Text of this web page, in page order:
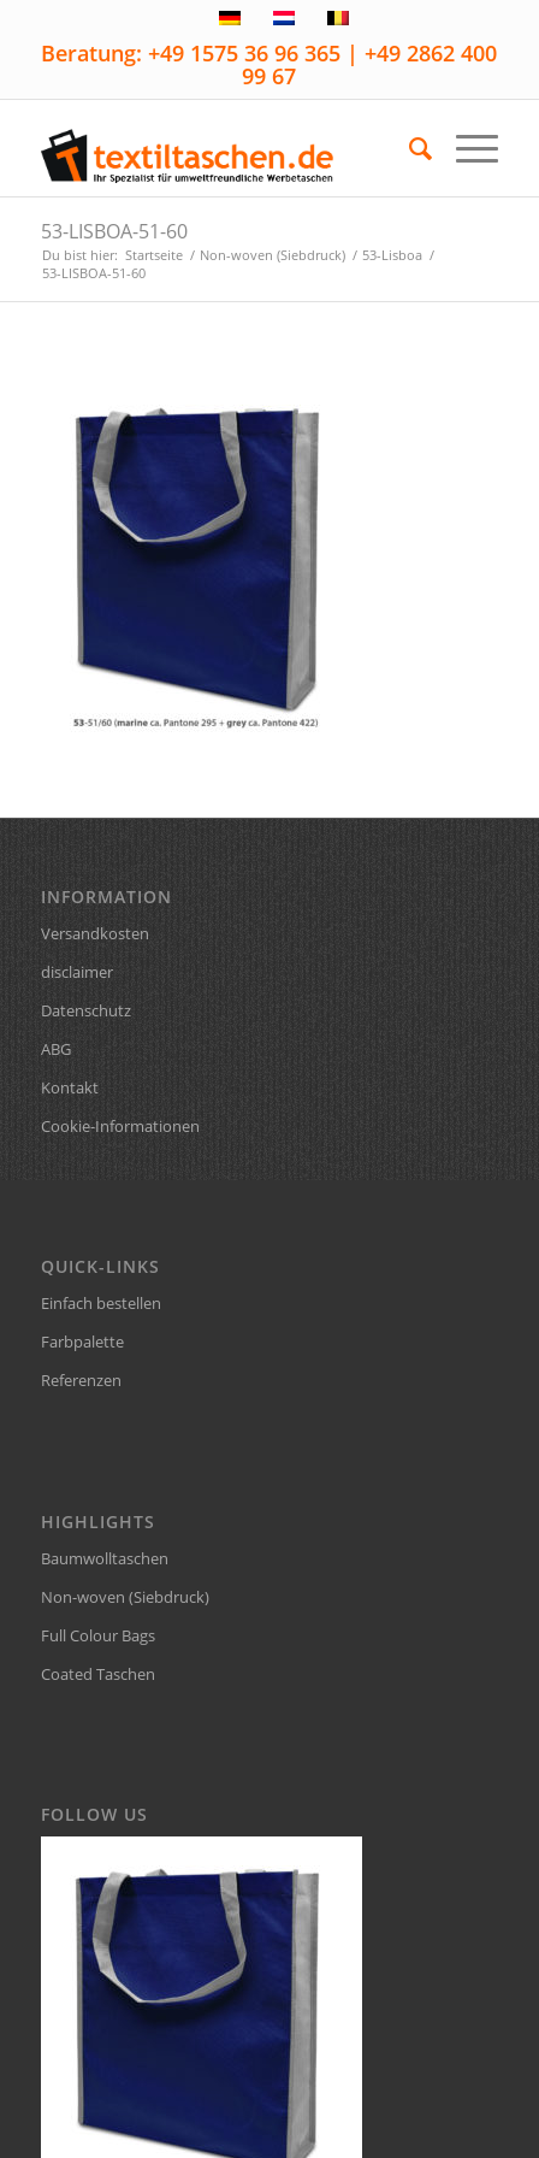
Beratung: +49 1575 36 96 365 | +49 2862 400
99 67
53-LISBOA-51-60
Du bist hier: Startseite / Non-woven (Siebdruck) / 53-Lisboa /
53-LISBOA-51-60
INFORMATION
Versandkosten
disclaimer
Datenschutz
ABG
Kontakt
Cookie-Informationen
QUICK-LINKS
Einfach bestellen
Farbpalette
Referenzen
HIGHLIGHTS
Baumwolltaschen
Non-woven (Siebdruck)
Full Colour Bags
Coated Taschen
FOLLOW US